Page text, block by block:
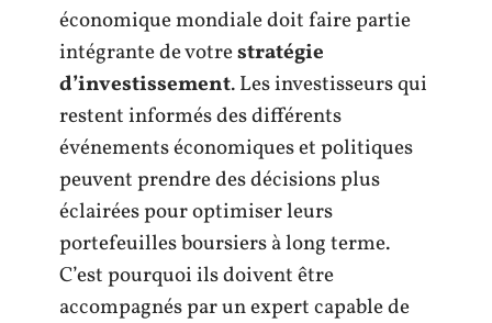
économique mondiale doit faire partie
intégrante de votrestratégie
d’investissement. Les investisseurs qui
restent informés des différents
événements économiques et politiques
peuvent prendre des décisions plus
éclairées pour optimiser leurs
portefeuilles boursiers à long terme.
C’est pourquoi ils doivent être
accompagnés par un expert capable de